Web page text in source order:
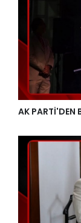
AK PARTİ'DEN